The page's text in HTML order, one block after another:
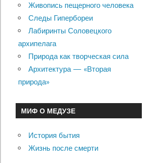
Живопись пещерного человека
Следы Гипербореи
Лабиринты Соловецкого
архипелага
Природа как творческая сила
Архитектура — «Вторая
природа»
МИФ О МЕДУЗЕ
История бытия
Жизнь после смерти